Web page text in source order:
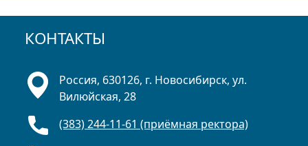
КОНТАКТЫ
Россия, 630126, г. Новосибирск, ул.
Вилюйская, 28
(383) 244-11-61 (приёмная ректора)